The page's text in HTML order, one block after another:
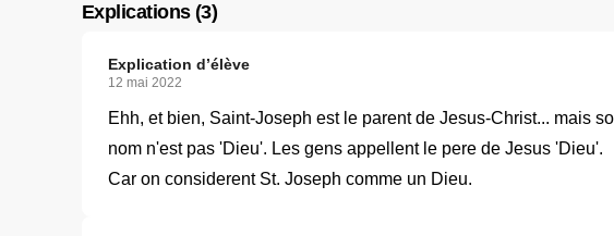
Explications (3)
Explication d’élève
12 mai 2022
Ehh, et bien, Saint-Joseph est le parent de Jesus-Christ... mais
nom n'est pas 'Dieu'. Les gens appellent le pere de Jesus 'Dieu'.
Car on considerent St. Joseph comme un Dieu.